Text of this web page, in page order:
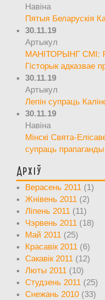
Навіна
Пятыя Беларускія
30.11.19
Артыкул
МАНІТОРЫНГ СМІ:
Гісторык адказвае
30.11.19
Артыкул
Лепін супраць
30.11.19
Навіна
Мінскі Свята-
супраць
Архіў
Верасень 2011 (1)
Жнівень 2011 (2)
Ліпень 2011 (11)
Чэрвень 2011 (18)
Май 2011 (25)
Красавік 2011 (6)
Сакавік 2011 (12)
Люты 2011 (10)
Студзень 2011 (25)
Снежань 2010 (33)